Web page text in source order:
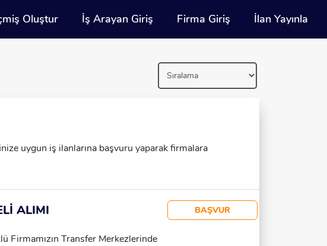
Oluştur İş Arayan Giriş Firma Giriş İlan Yayınla
uygun iş ilanlarına başvuru yaparak firmalara
ALIMI
Firmamızın Transfer Merkezlerinde
BAŞVUR